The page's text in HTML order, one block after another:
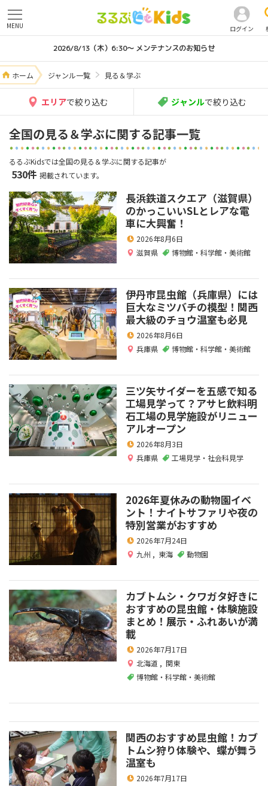
ログイン
MENU
2026/8/13（木）6:30～ メンテナンスのお知らせ
ホーム ジャンル一覧 見る＆学ぶ
エリアで絞り込む ジャンルで絞り込む
全国の見る＆学ぶに関する記事一覧
るるぶKidsでは全国の見る＆学ぶに関する記事が
530件 掲載されています。
長浜鉄道スクエア（滋賀県）
のかっこいいSLとレアな電
車に大興奮！
2026年8月6日
滋賀県
博物館・科学館・美術館
伊丹市昆虫館（兵庫県）には
巨大なミツバチの模型！関西
最大級のチョウ温室も必見
2026年8月6日
兵庫県
博物館・科学館・美術館
三ツ矢サイダーを五感で知る
工場見学って？アサヒ飲料明
石工場の見学施設がリニュー
アルオープン
2026年8月3日
兵庫県
工場見学・社会科見学
2026年夏休みの動物園イベ
ント！ナイトサファリや夜の
特別営業がおすすめ
2026年7月24日
九州 , 東海 動物園
カブトムシ・クワガタ好きに
おすすめの昆虫館・体験施設
まとめ！展示・ふれあいが満
載
2026年7月17日
北海道 , 関東
博物館・科学館・美術館
関西のおすすめ昆虫館！カブ
トムシ狩り体験や、蝶が舞う
温室も
2026年7月17日